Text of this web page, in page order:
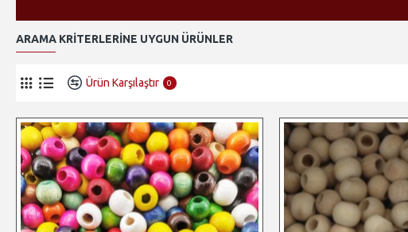
ARAMA KRITERLERINE UYGUN ÜRÜNLER
Ürün Karşılaştır 0